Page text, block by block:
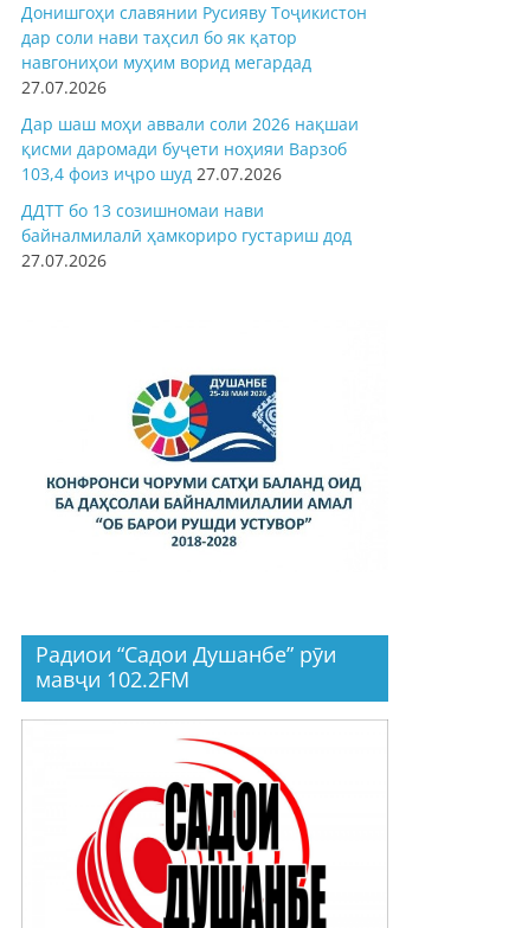
Донишгоҳи славянии Русияву Тоҷикистон
дар соли нави таҳсил бо як қатор
навгониҳои муҳим ворид мегардад
27.07.2026
Дар шаш моҳи аввали соли 2026 нақшаи
қисми даромади буҷети ноҳияи Варзоб
103,4 фоиз иҷро шуд 27.07.2026
ДДТТ бо 13 созишномаи нави
байналмилалӣ ҳамкориро густариш дод
27.07.2026
Радиои “Садои Душанбе” рӯи
мавҷи 102.2FM